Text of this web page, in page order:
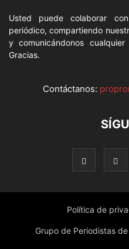
Usted puede colaborar
periódico, compartiendo
y comunicándonos
Gracias.
Contáctanos:
Política de
Grupo de Periodistas